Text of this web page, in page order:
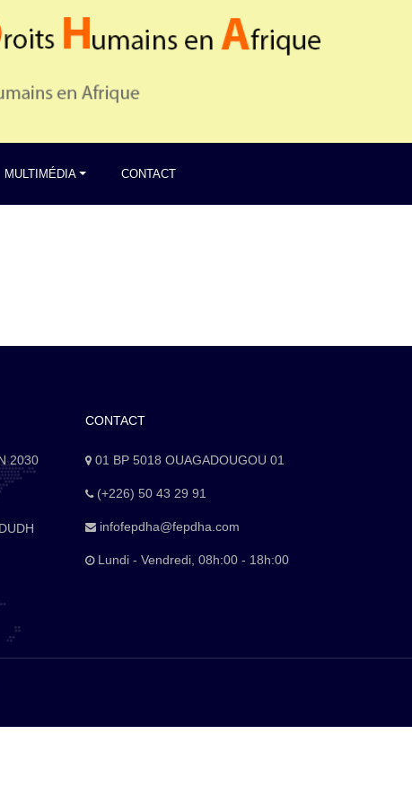
MULTIMÉDIA CONTACT
2030
CONTACT
01 BP 5018 OUAGADOUGOU 01
(+226) 50 43 29 91
infofepdha@fepdha.com
Lundi - Vendredi, 08h:00 - 18h:00